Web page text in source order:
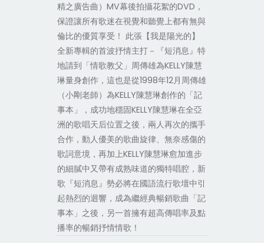
精之廣告曲）MV幕後拍攝花絮的DVD，
保證讓所有歌迷在視覺和聽覺上都有無與
倫比的優質享受！ 此張【我是陽光的】
全新專輯的首波抒情主打－『短消息』特
地請到「情歌教父」周傳雄為KELLY陳慧
琳量身創作，這也是從1998年12月周傳雄
（小剛老師）為KELLY陳慧琳創作的「記
事本」，成功地穩固KELLY陳慧琳在全亞
洲的歌唱天后位置之後，兩人再次的攜手
合作，動人優美的歌曲旋律、無奈感傷的
歌詞意境，再加上KELLY陳慧琳愈加進步
的細膩中又帶有成熟味道的獨特唱腔，新
歌『短消息』勢必將在國語流行歌壇中引
起熱烈的迴響，成為繼經典暢銷歌曲「記
事本」之後，另一首擁有超高傳唱率及點
播率的暢銷抒情情歌！